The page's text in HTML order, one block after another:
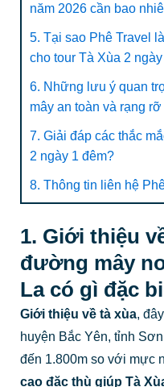
năm 2026 cần bao
5. Tại sao Phê Travel
cho tour Tà Xùa 2
6. Những lưu ý quan
mây an toàn và rạng
7. Giải đáp các thắc
2 ngày 1 đêm?
8. Thông tin liên hệ
1. Giới thiệu
đường mây
La có gì đặc
Giới thiệu về tà xùa,
huyện Bắc Yên, tỉnh
đến 1.800m so với mực
cao đặc thù giúp Tà